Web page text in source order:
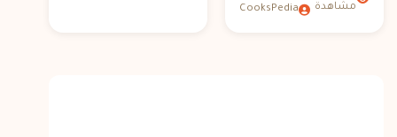
مشاهدة
CooksPedia